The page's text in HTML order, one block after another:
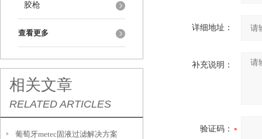
胶枪
查看更多
相关文章
RELATED ARTICLES
葡萄牙metec固液过滤解决方案
详细地址：
补充说明：
验证码：